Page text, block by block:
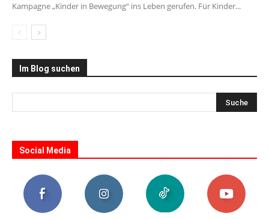
Kampagne „Kinder in Bewegung“ ins Leben gerufen. Für Kinder...
Im Blog suchen
Social Media